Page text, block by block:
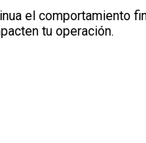
el comportamiento
tu operación.